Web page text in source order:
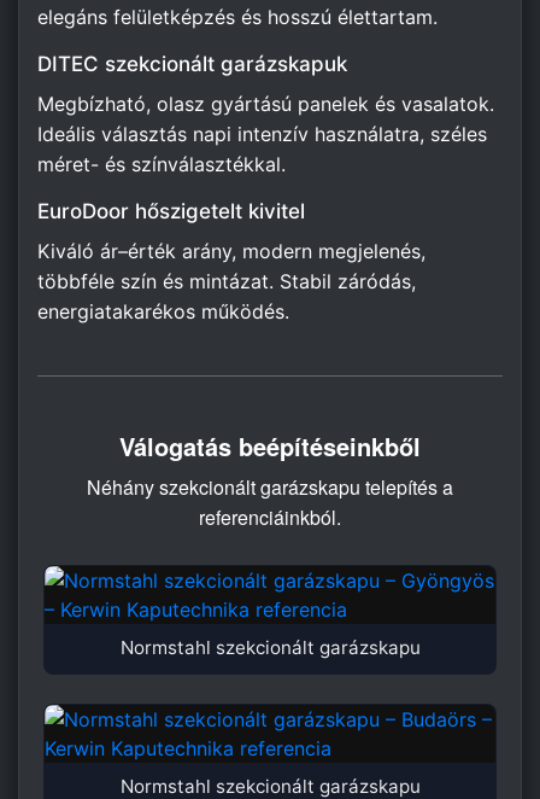
elegáns felületképzés és hosszú élettartam.
DITEC szekcionált garázskapuk
Megbízható, olasz gyártású panelek és vasalatok.
Ideális választás napi intenzív használatra, széles
méret- és színválasztékkal.
EuroDoor hőszigetelt kivitel
Kiváló ár–érték arány, modern megjelenés,
többféle szín és mintázat. Stabil záródás,
energiatakarékos működés.
Válogatás beépítéseinkből
Néhány szekcionált garázskapu telepítés a
referenciáinkból.
Normstahl szekcionált garázskapu
Normstahl szekcionált garázskapu